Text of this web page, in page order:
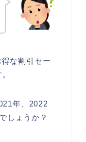
な割引セー
年、2022
しょうか？